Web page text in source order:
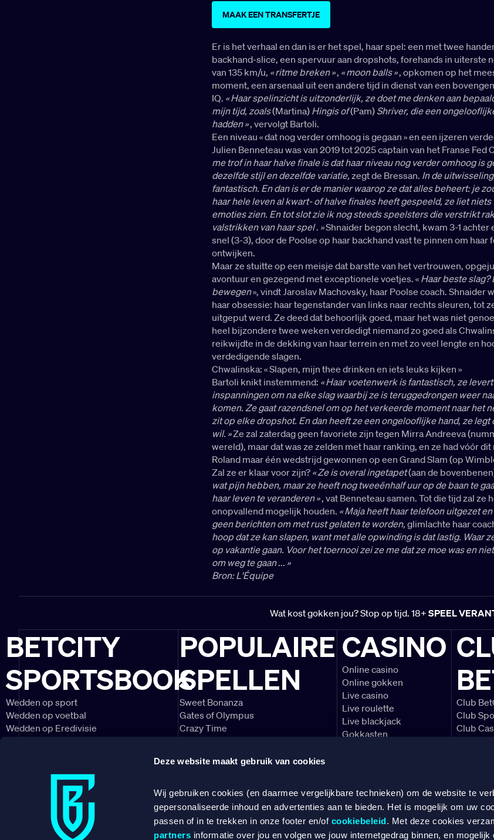
Deze website maakt gebruik van cookies
Wij gebruiken cookies (en daarmee vergelijkbare technieken) om de website te
gepersonaliseerde inhoud en advertenties aan te bieden. Het is mogelijk om uw
passen of in te trekken in onze footer en/of cookiebeleid. Met deze cookies
partners informatie over jou en volgen we jouw internetgedrag binnen, en
MAAK EEN TRANSFERTJE
Er is het verhaal en dan is er het spel, haar spel: een met twee
backhand-slice, een spervuur aan dropshots, forehands in uiterste
van 135 km/u, « ritme breken », « moon balls », opkomen op het
moment, een arsenaal uit een andere tijd in dienst van een
IQ. « Haar spelinzicht is uitzonderlijk, ze doet me denken aan
mijn tijd, zoals(Martina) Hingis of(Pam)Shriver, die een
hadden », vervolgt Bartoli.
Een niveau « dat nog verder omhoog is gegaan » en een ijzeren
Julien Benneteau was van 2019 tot 2025 captain van het Franse Fed
me trof in haar halve finale is dat haar niveau nog verder omhoog is
dezelfde stijl en dezelfde variatie, zegt de Bressan. In de
fantastisch. En dan is er de manier waarop ze dat alles beheert: je
haar hele leven al kwart- of halve finales heeft gespeeld, ze liet niets
emoties zien. En tot slot zie ik nog steeds speelsters die verstrikt
valstrikken van haar spel. »Shnaider begon slecht, kwam 3-1 achter
snel (3-3), door de Poolse op haar backhand vast te pinnen om haar
ontwijken.
Maar ze stuitte op een meisje dat barstte van het vertrouwen,
avontuur en gezegend met exceptionele voetjes. « Haar beste slag?
bewegen», vindt Jaroslav Machovsky, haar Poolse coach. Shnaider
haar obsessie: haar tegenstander van links naar rechts sleuren, tot
uitgeput werd. Ze deed dat behoorlijk goed, maar het was niet
heel bijzondere twee weken verdedigt niemand zo goed als
reikwijdte in de dekking van haar terrein en met zo veel lengte en
verdedigende slagen.
Chwalinska: « Slapen, mijn thee drinken en iets leuks kijken »
Bartoli knikt instemmend: « Haar voetenwerk is fantastisch, ze
inspanningen om na elke slag waarbij ze is teruggedrongen weer
komen. Ze gaat razendsnel om op het verkeerde moment naar het
zit op elke dropshot. En dan heeft ze een ongelooflijke hand, ze legt
wil. »Ze zal zaterdag geen favoriete zijn tegen Mirra Andreeva
wereld), maar dat was ze zelden met haar ranking, en ze had vóór
Roland maar één wedstrijd gewonnen op een Grand Slam (op
Zal ze er klaar voor zijn? « Ze is overal ingetapet(aan de
wat pijn hebben, maar ze heeft nog tweeënhalf uur op de baan te
haar leven te veranderen », vat Benneteau samen. Tot die tijd zal ze
onopvallend mogelijk houden. « Maja heeft haar telefoon uitgezet
geen berichten om met rust gelaten te worden, glimlachte haar
hoop dat ze kan slapen, want met alle opwinding is dat lastig. Waar
op vakantie gaan. Voor het toernooi zei ze me dat ze moe was en
om weg te gaan... »
Bron: L'Équipe
Wat kost gokken jou? Stop op tijd. 18+ SPEEL
BETCITY
SPORTSBOOK
Wedden op sport
Wedden op voetbal
Wedden op Eredivisie
Wedden op Ajax
POPULAIRE
SPELLEN
Sweet Bonanza
Gates of Olympus
Crazy Time
Lightning Roulette
Book of Dead
CASINO
Online casino
Online gokken
Live casino
Live roulette
Live blackjack
Gokkasten
Club
Club
Club
Voetbal
CONTACT NIEUWSBRIEF
DOWNLOAD ONZE APP SPEEL VERANTWOORD